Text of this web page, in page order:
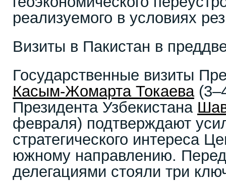
реализуемого в условиях
Визиты в Пакистан в
Государственные визиты
Касым-Жомарта Токаева
Президента Узбекистана
февраля) подтверждают
стратегического интереса
южному направлению.
делегациями стояли три